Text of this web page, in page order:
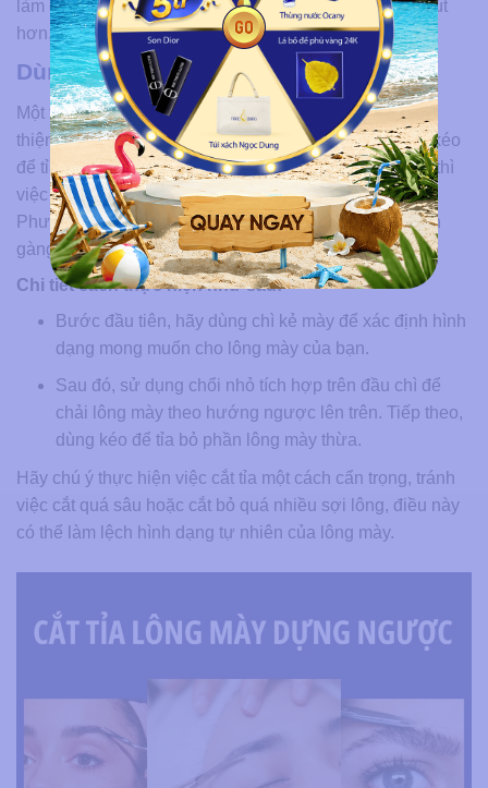
làm cho khuôn mặt trở nên cân đối, thanh tú và cuốn hút
hơn, bạn có thể áp dụng một số phương pháp sau:
Dùng kéo cắt tỉa lông mày
Một trong những cách dễ dàng và đơn giản nhất để cải
thiện hìnhtướng lông mày dựng ngượclà sử dụng kéo
để tỉa. Nếu bạn có lông mày quá dài, mọc lệch và dày, thì
việc tỉa lông mày bằng kéo là một lựa chọn tuyệt vời.
Phương pháp này giúp khuôn mặt của bạn trở nên gọn
gàng và trông rõ nét hơn.
Chi tiết cách thực hiện như sau:
Bước đầu tiên, hãy dùng chì kẻ mày để xác định hình
dạng mong muốn cho lông mày của bạn.
Sau đó, sử dụng chổi nhỏ tích hợp trên đầu chì để
chải lông mày theo hướng ngược lên trên. Tiếp theo,
dùng kéo để tỉa bỏ phần lông mày thừa.
Hãy chú ý thực hiện việc cắt tỉa một cách cẩn trọng, tránh
việc cắt quá sâu hoặc cắt bỏ quá nhiều sợi lông, điều này
có thể làm lệch hình dạng tự nhiên của lông mày.